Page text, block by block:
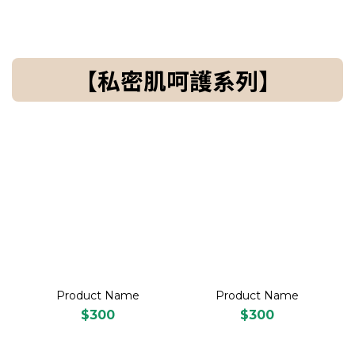
【私密肌呵護系列】
Product Name
$300
Product Name
$300